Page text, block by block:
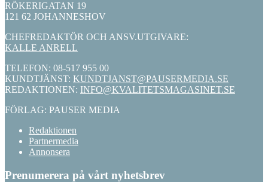
RÖKERIGATAN 19
121 62 JOHANNESHOV
CHEFREDAKTÖR OCH ANSV.UTGIVARE:
KALLE ANRELL
TELEFON: 08-517 955 00
KUNDTJÄNST: KUNDTJANST@PAUSERMEDIA.SE
REDAKTIONEN: INFO@KVALITETSMAGASINET.SE
FÖRLAG: PAUSER MEDIA
Redaktionen
Partnermedia
Annonsera
Prenumerera på vårt nyhetsbrev